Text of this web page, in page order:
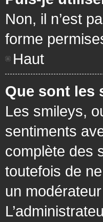
Non, il n’est
forme
Haut
Que sont les
Les smileys,
sentiments
complète des
toutefois de
un